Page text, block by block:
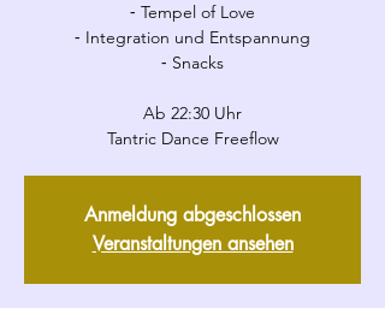
⁃ Tempel of Love
⁃ Integration und Entspannung
⁃ Snacks
Ab 22:30 Uhr
Tantric Dance Freeflow
Anmeldung abgeschlossen
Veranstaltungen ansehen